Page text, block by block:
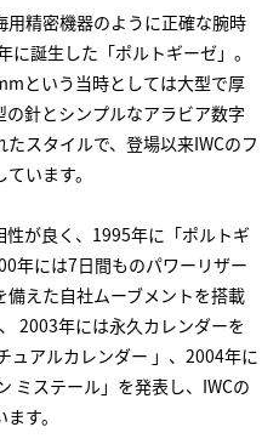
精密機器のように正確な腕時
誕生した「ポルトギーゼ」。
という当時としては大型で厚
針とシンプルなアラビア数字
スタイルで、登場以来IWCのフ
います。
が良く、1995年に「ポルトギ
年には7日間ものパワーリザー
えた自社ムーブメントを搭載
2003年には永久カレンダーを
ュアルカレンダー 」、2004年に
ミステール」を発表し、IWCの
す。